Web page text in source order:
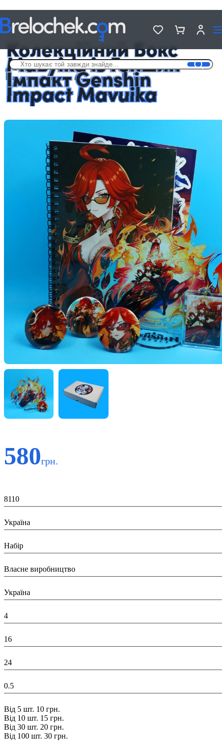
Колекційний Бокс Мавуіка із Геншин Імпакт Genshin Impact Mavuika
Колекційний Бокс
Мавуіка із Геншин
Імпакт Genshin
Impact Mavuika
580грн.
8110
Україна
Набір
Власне виробництво
Україна
4
16
24
0.5
Від 5 шт. 10 грн.
Від 10 шт. 15 грн.
Від 30 шт. 20 грн.
Від 100 шт. 30 грн.